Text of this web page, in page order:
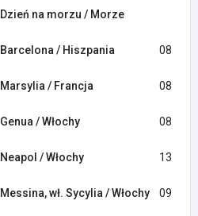
Dzień na morzu / Morze
Barcelona / Hiszpania 08:00
Marsylia / Francja 08:00
Genua / Włochy 08:00
Neapol / Włochy 13:00
Messina, wł. Sycylia / Włochy 09:00